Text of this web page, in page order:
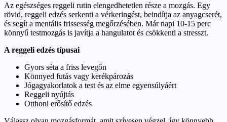
Az egészséges reggeli rutin elengedhetetlen része a mozgás. Egy
rövid, reggeli edzés serkenti a vérkeringést, beindítja az anyagcserét,
és segít a mentális frissesség megőrzésében. Már napi 10-15 perc
könnyű testmozgás is javítja a hangulatot és csökkenti a stresszt.
A reggeli edzés típusai
Gyors séta a friss levegőn
Könnyed futás vagy kerékpározás
Jógagyakorlatok a test és az elme egyensúlyáért
Reggeli nyújtás
Otthoni erősítő edzés